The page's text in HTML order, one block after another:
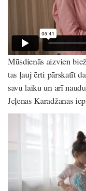
Mūsdienās aizvien
tas ļauj ērti pārskatīt
savu laiku un arī
Jeļenas Karadžanas